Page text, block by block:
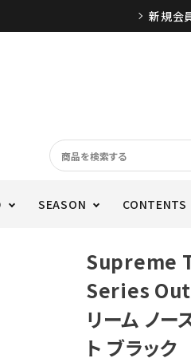
新規会
SEASON CONTENTS
Supreme
Series
リーム ノー
ト ブラック